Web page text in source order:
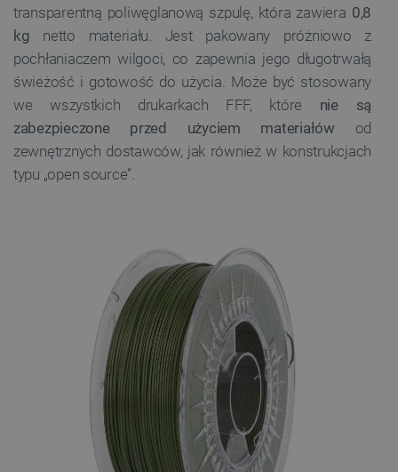
transparentną poliwęglanową szpulę, która zawiera 0,8
kg netto materiału. Jest pakowany próżniowo z
pochłaniaczem wilgoci, co zapewnia jego długotrwałą
świeżość i gotowość do użycia. Może być stosowany
we wszystkich drukarkach FFF, które nie są
zabezpieczone przed użyciem materiałów od
zewnętrznych dostawców, jak również w konstrukcjach
typu „open source”.